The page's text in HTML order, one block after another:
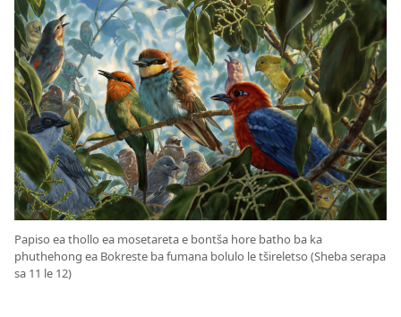
Papiso ea thollo ea mosetareta e bontša hore batho ba ka
phuthehong ea Bokreste ba fumana bolulo le tšireletso (Sheba serapa
sa 11 le 12)